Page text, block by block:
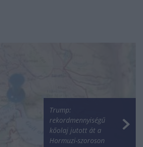
Trump:
rekordmennyiségű
kőolaj jutott át a
Hormuzi-szoroson